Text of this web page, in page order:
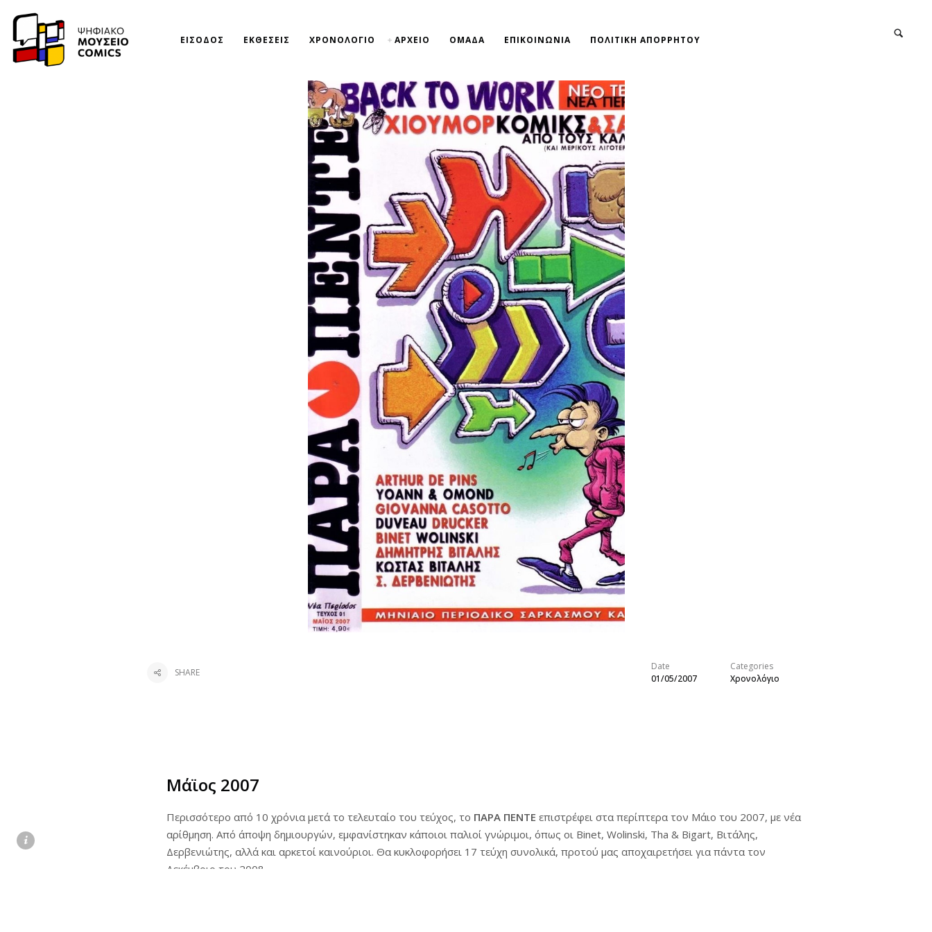
ΕΙΣΟΔΟΣ ΕΚΘΕΣΕΙΣ ΧΡΟΝΟΛΟΓΙΟ ΑΡΧΕΙΟ ΟΜΑΔΑ ΕΠΙΚΟΙΝΩΝΙΑ ΠΟΛΙΤΙΚΗ ΑΠΟΡΡΗΤΟΥ
SHARE
Date
01/05/2007
Categories
Χρονολόγιο
Μάϊος 2007
Περισσότερο από 10 χρόνια μετά το τελευταίο του τεύχος, το ΠΑΡΑ ΠΕΝΤΕ επιστρέφει στα περίπτερα τον Μάιο του 2007, με νέα
αρίθμηση. Από άποψη δημιουργών, εμφανίστηκαν κάποιοι παλιοί γνώριμοι, όπως οι Binet, Wolinski, Tha & Bigart, Βιτάλης,
Δερβενιώτης, αλλά και αρκετοί καινούριοι. Θα κυκλοφορήσει 17 τεύχη συνολικά, προτού μας αποχαιρετήσει για πάντα τον
Δεκέμβριο του 2008.